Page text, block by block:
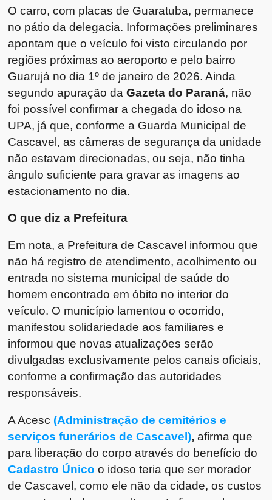
O carro, com placas de Guaratuba, permanece
no pátio da delegacia. Informações preliminares
apontam que o veículo foi visto circulando por
regiões próximas ao aeroporto e pelo bairro
Guarujá no dia 1º de janeiro de 2026. Ainda
segundo apuração daGazeta do Paraná, não
foi possível confirmar a chegada do idoso na
UPA, já que, conforme a Guarda Municipal de
Cascavel, as câmeras de segurança da unidade
não estavam direcionadas, ou seja, não tinha
ângulo suficiente para gravar as imagens ao
estacionamento no dia.
O que diz a Prefeitura
Em nota, a Prefeitura de Cascavel informou que
não há registro de atendimento, acolhimento ou
entrada no sistema municipal de saúde do
homem encontrado em óbito no interior do
veículo. O município lamentou o ocorrido,
manifestou solidariedade aos familiares e
informou que novas atualizações serão
divulgadas exclusivamente pelos canais oficiais,
conforme a confirmação das autoridades
responsáveis.
A Acesc (Administração de cemitérios e
serviços funerários de Cascavel), afirma que
para liberação do corpo através do benefício do
Cadastro Único o idoso teria que ser morador
de Cascavel, como ele não da cidade, os custos